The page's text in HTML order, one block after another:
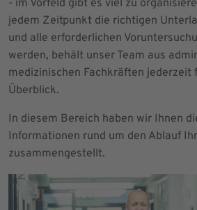
- im Vorfeld gibt es viel zu
jedem Zeitpunkt die richtigen
und alle erforderlichen
werden, behält unser Team aus
medizinischen Fachkräften jederzeit
Überblick.
In diesem Bereich haben wir Ihnen
Informationen rund um den Ablauf
zusammengestellt.